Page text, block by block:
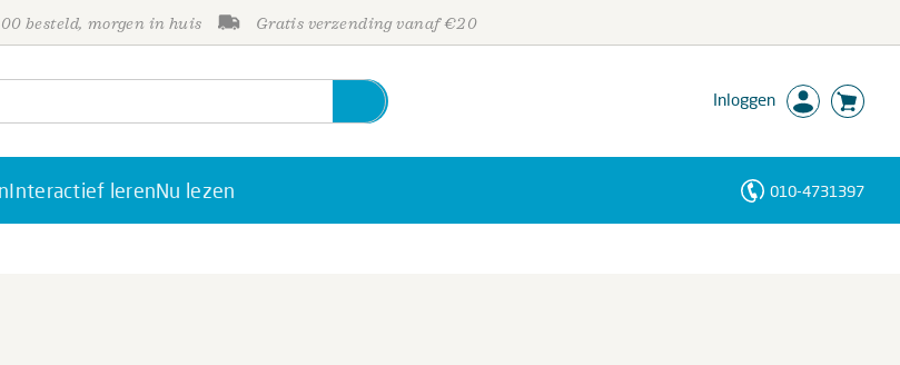
besteld, morgen in huis Gratis verzending vanaf €20
Inloggen
Interactief lerenNu lezen 010-4731397
Personen